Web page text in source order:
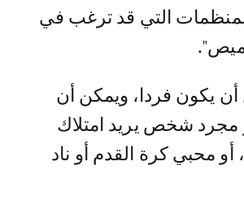
التي قد ترغب في
يكون فردا، ويمكن أن
مجرد شخص يريد امتلاك
محبي كرة القدم أو ناد